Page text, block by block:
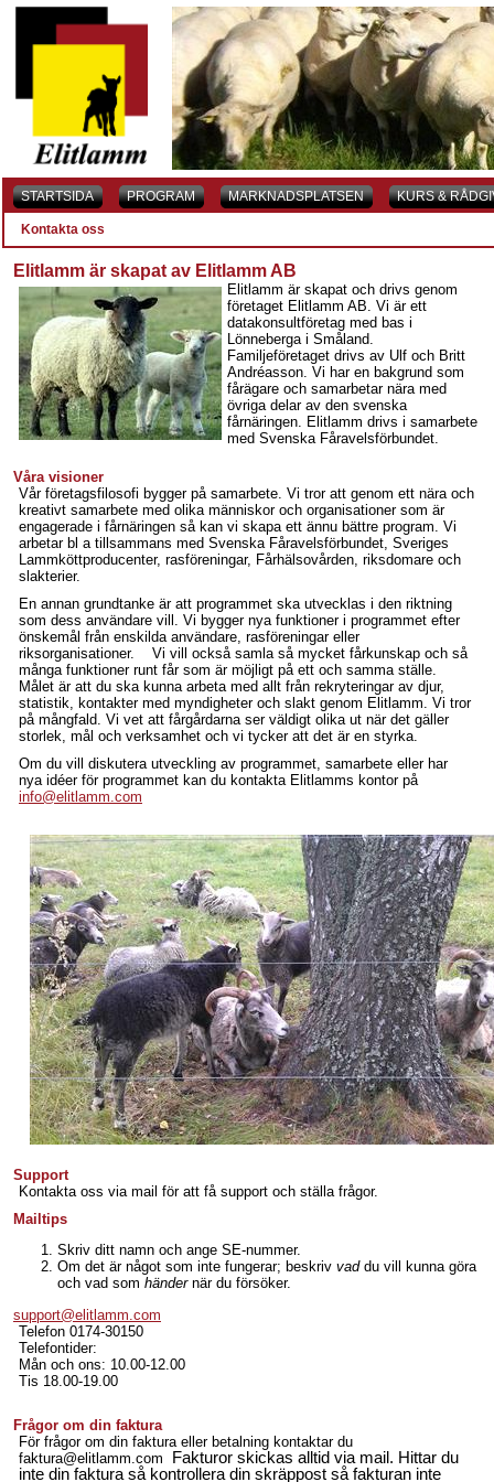
STARTSIDA PROGRAM MARKNADSPLATSEN KURS &
Kontakta oss
Elitlamm är skapat av Elitlamm AB
Elitlamm är skapat och drivs genom
företaget Elitlamm AB. Vi är ett
datakonsultföretag med bas i
Lönneberga i Småland.
Familjeföretaget drivs av Ulf och Britt
Andréasson. Vi har en bakgrund som
fårägare och samarbetar nära med
övriga delar av den svenska
fårnäringen. Elitlamm drivs i samarbete
med Svenska Fåravelsförbundet.
Våra visioner
Vår företagsfilosofi bygger på samarbete. Vi tror att genom ett nära och
kreativt samarbete med olika människor och organisationer som är
engagerade i fårnäringen så kan vi skapa ett ännu bättre program. Vi
arbetar bl a tillsammans med Svenska Fåravelsförbundet, Sveriges
Lammköttproducenter, rasföreningar, Fårhälsovården, riksdomare och
slakterier.
En annan grundtanke är att programmet ska utvecklas i den riktning
som dess användare vill. Vi bygger nya funktioner i programmet efter
önskemål från enskilda användare, rasföreningar eller
riksorganisationer. Vi vill också samla så mycket fårkunskap och så
många funktioner runt får som är möjligt på ett och samma ställe.
Målet är att du ska kunna arbeta med allt från rekryteringar av djur,
statistik, kontakter med myndigheter och slakt genom Elitlamm. Vi tror
på mångfald. Vi vet att fårgårdarna ser väldigt olika ut när det gäller
storlek, mål och verksamhet och vi tycker att det är en styrka.
Om du vill diskutera utveckling av programmet, samarbete eller har
nya idéer för programmet kan du kontakta Elitlamms kontor på
info@elitlamm.com
Support
Kontakta oss via mail för att få support och ställa frågor.
Mailtips
Skriv ditt namn och ange SE-nummer.
Om det är något som inte fungerar; beskriv vad du vill kunna göra
och vad som händer när du försöker.
support@elitlamm.com
Telefon 0174-30150
Telefontider:
Mån och ons: 10.00-12.00
Tis 18.00-19.00
Frågor om din faktura
För frågor om din faktura eller betalning kontaktar du
faktura@elitlamm.com
Fakturor skickas alltid via mail. Hittar du
inte din faktura så kontrollera din skräppost så fakturan inte